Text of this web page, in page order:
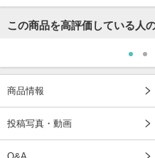
この商品を高評価している人
商品情報
投稿写真・動画